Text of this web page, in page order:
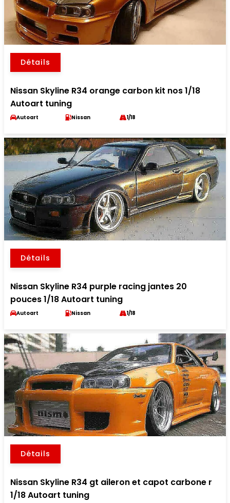
Détails
Nissan Skyline R34 orange carbon kit nos 1/18
Autoart tuning
Autoart Nissan 1/18
Détails
Nissan Skyline R34 purple racing jantes 20
pouces 1/18 Autoart tuning
Autoart Nissan 1/18
Détails
Nissan Skyline R34 gt aileron et capot carbone r
1/18 Autoart tuning